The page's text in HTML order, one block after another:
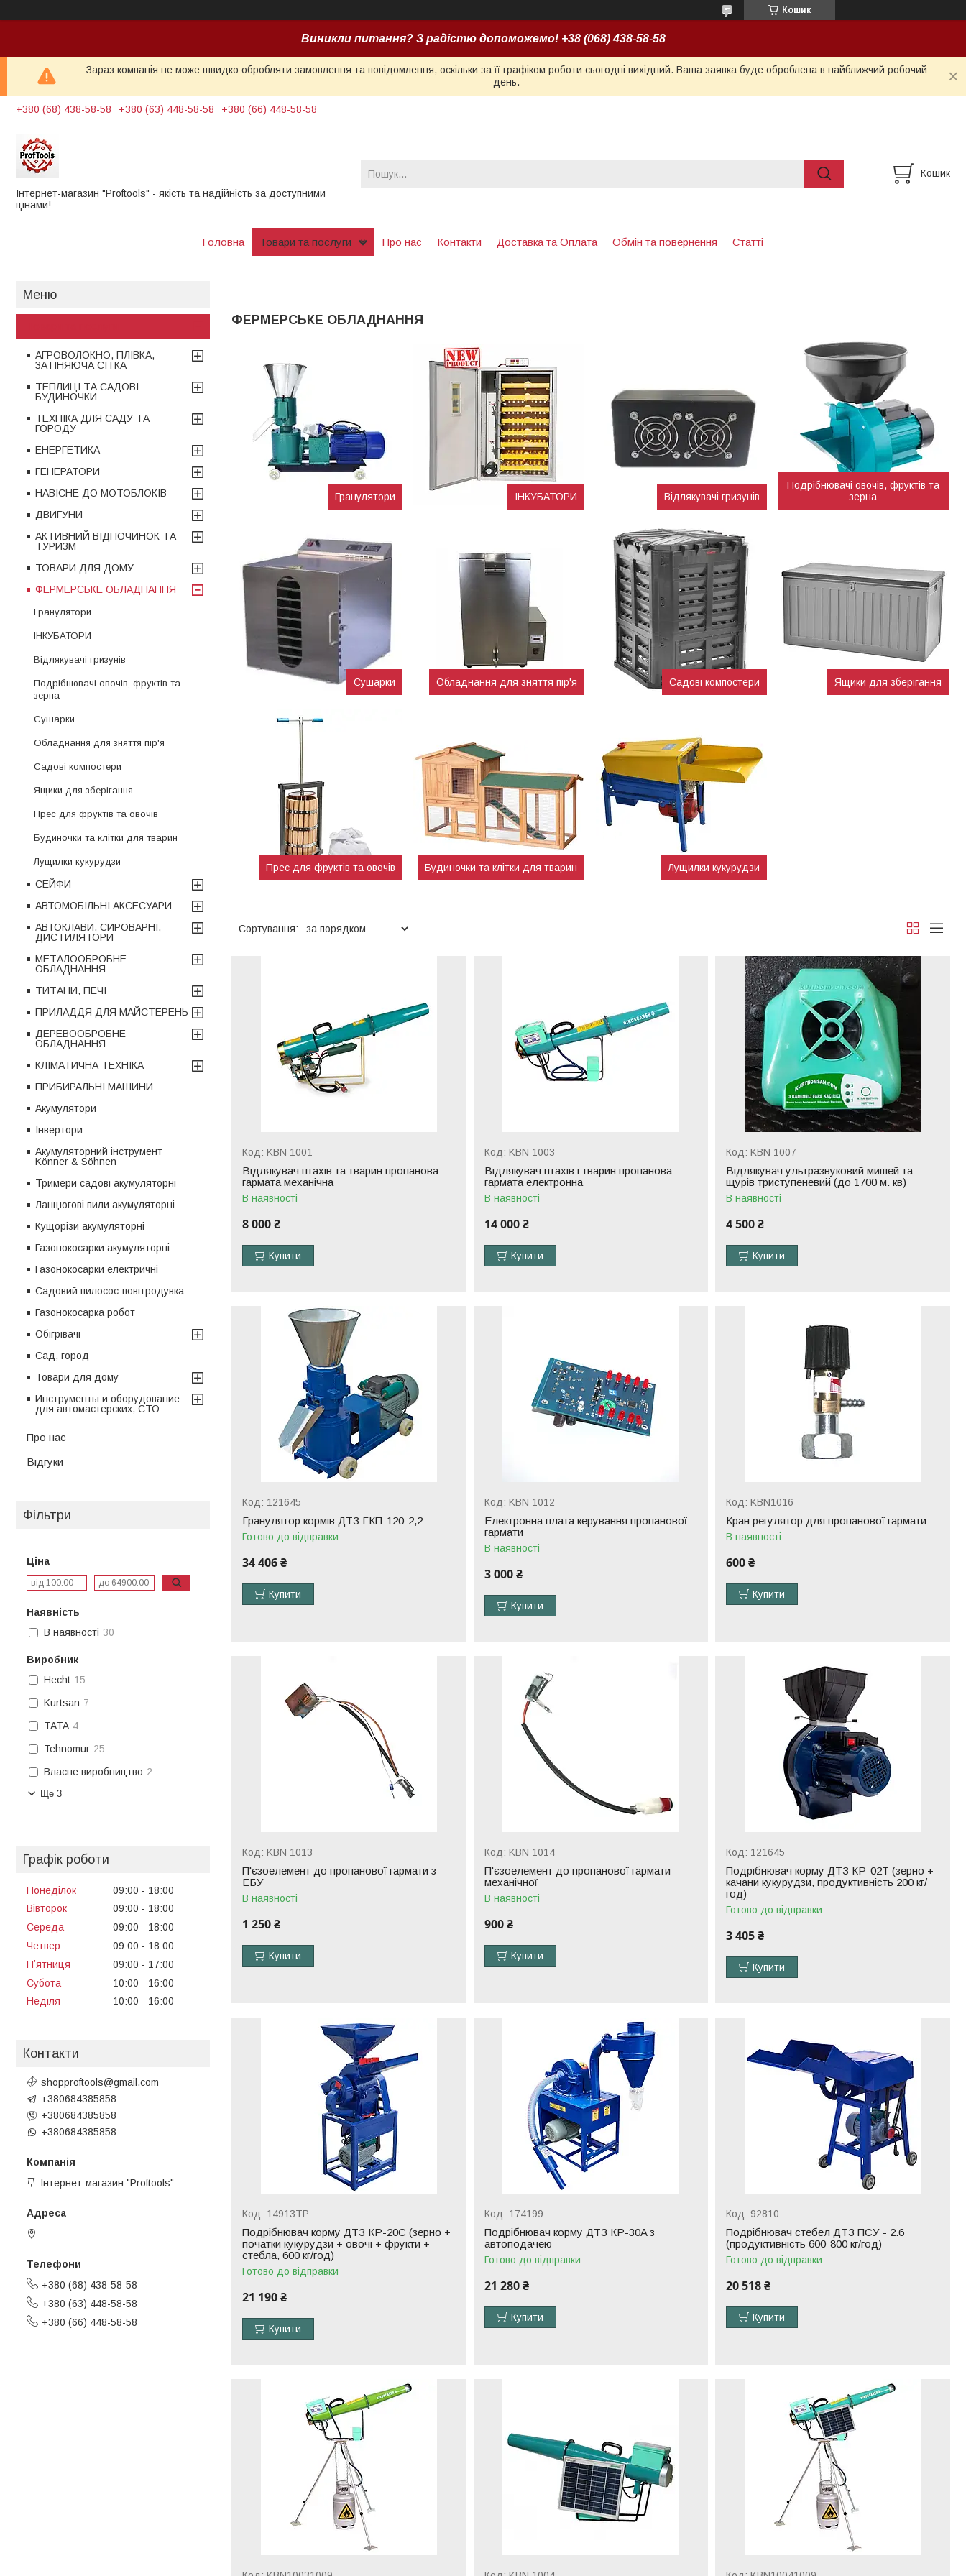
Кошик
Виникли питання? З радістю допоможемо! +38 (068) 438-58-58
Зараз компанія не може швидко обробляти замовлення та повідомлення, оскільки за її графіком роботи сьогодні вихідний. Ваша заявка буде оброблена в найближчий робочий
день.
+380 (68) 438-58-58 +380 (63) 448-58-58 +380 (66) 448-58-58
Інтернет-магазин "Proftools" - якість та надійність за доступними
цінами!
Кошик
Головна Товари та послуги Про нас Контакти Доставка та Оплата Обмін та повернення Статті
ФЕРМЕРСЬКЕ ОБЛАДНАННЯ
Гранулятори ІНКУБАТОРИ Відлякувачі гризунів
Подрібнювачі овочів, фруктів та
зерна
Сушарки Обладнання для зняття пір'я Садові компостери Ящики для зберігання
Прес для фруктів та овочів Будиночки та клітки для тварин Лущилки кукурудзи
KBN 1001
Відлякувач птахів та тварин пропанова
гармата механічна
В наявності
8 000 ₴
Купити
KBN 1003
Відлякувач птахів і тварин пропанова
гармата електронна
В наявності
14 000 ₴
Купити
KBN 1007
Відлякувач ультразвуковий мишей та
щурів триступеневий (до 1700 м. кв)
В наявності
4 500 ₴
Купити
121645
Гранулятор кормів ДТЗ ГКП-120-2,2
Готово до відправки
34 406 ₴
Купити
KBN 1012
Електронна плата керування пропанової
гармати
В наявності
3 000 ₴
Купити
KBN1016
Кран регулятор для пропанової гармати
В наявності
600 ₴
Купити
KBN 1013
П'єзоелемент до пропанової гармати з
ЕБУ
В наявності
1 250 ₴
Купити
KBN 1014
П'єзоелемент до пропанової гармати
механічної
В наявності
900 ₴
Купити
121645
Подрібнювач корму ДТЗ КР-02Т (зерно +
качани кукурудзи, продуктивність 200 кг/
год)
Готово до відправки
3 405 ₴
Купити
14913ТР
Подрібнювач корму ДТЗ КР-20C (зерно +
початки кукурудзи + овочі + фрукти +
стебла, 600 кг/год)
Готово до відправки
21 190 ₴
Купити
174199
Подрібнювач корму ДТЗ КР-30A з
автоподачею
Готово до відправки
21 280 ₴
Купити
92810
Подрібнювач стебел ДТЗ ПСУ - 2.6
(продуктивність 600-800 кг/год)
Готово до відправки
20 518 ₴
Купити
АГРОВОЛОКНО, ПЛІВКА,
ЗАТІНЯЮЧА СІТКА
ТЕПЛИЦІ ТА САДОВІ
БУДИНОЧКИ
ТЕХНІКА ДЛЯ САДУ ТА
ГОРОДУ
ЕНЕРГЕТИКА
ГЕНЕРАТОРИ
НАВІСНЕ ДО МОТОБЛОКІВ
ДВИГУНИ
АКТИВНИЙ ВІДПОЧИНОК ТА
ТУРИЗМ
ТОВАРИ ДЛЯ ДОМУ
ФЕРМЕРСЬКЕ ОБЛАДНАННЯ
Гранулятори
ІНКУБАТОРИ
Відлякувачі гризунів
Подрібнювачі овочів, фруктів та
зерна
Сушарки
Обладнання для зняття пір'я
Садові компостери
Ящики для зберігання
Прес для фруктів та овочів
Будиночки та клітки для тварин
Лущилки кукурудзи
СЕЙФИ
АВТОМОБІЛЬНІ АКСЕСУАРИ
АВТОКЛАВИ, СИРОВАРНІ,
ДИСТИЛЯТОРИ
МЕТАЛООБРОБНЕ
ОБЛАДНАННЯ
ТИТАНИ, ПЕЧІ
ПРИЛАДДЯ ДЛЯ МАЙСТЕРЕНЬ
ДЕРЕВООБРОБНЕ
ОБЛАДНАННЯ
КЛІМАТИЧНА ТЕХНІКА
ПРИБИРАЛЬНІ МАШИНИ
Акумулятори
Інвертори
Акумуляторний інструмент
Könner & Söhnen
Тримери садові акумуляторні
Ланцюгові пили акумуляторні
Кущорізи акумуляторні
Газонокосарки акумуляторні
Газонокосарки електричні
Садовий пилосос-повітродувка
Газонокосарка робот
Обігрівачі
Сад, город
Товари для дому
Инструменты и оборудование
для автомастерских, СТО
Про нас
Відгуки
Фільтри
Ціна
Наявність
В наявності 30
Виробник
Hecht 15
Kurtsan 7
TATA 4
Tehnomur 25
Власне виробництво 2
Ще 3
Графік роботи
Понеділок 09:00
18:00
Вівторок
09:00
18:00
Середа
09:00
18:00
Четвер
09:00
18:00
Пʼятниця
09:00
17:00
Субота
10:00
16:00
Неділя
10:00 16:00
Контакти
shopproftools@gmail.com
+380684385858
+380684385858
+380684385858
Інтернет-магазин "Proftools"
+380 (68) 438-58-58
+380 (63) 448-58-58
+380 (66) 448-58-58